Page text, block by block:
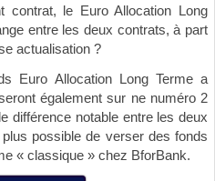
contrat, le Euro Allocation Long
entre les deux contrats, à part
actualisation ?
Euro Allocation Long Terme a
également sur ne numéro 2
différence notable entre les deux
plus possible de verser des fonds
« classique » chez BforBank.